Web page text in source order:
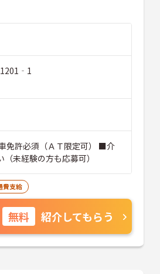
1201‐1
免許必須（ＡＴ限定可） ■介
未経験の方も応募可）
費支給
無料 紹介してもらう